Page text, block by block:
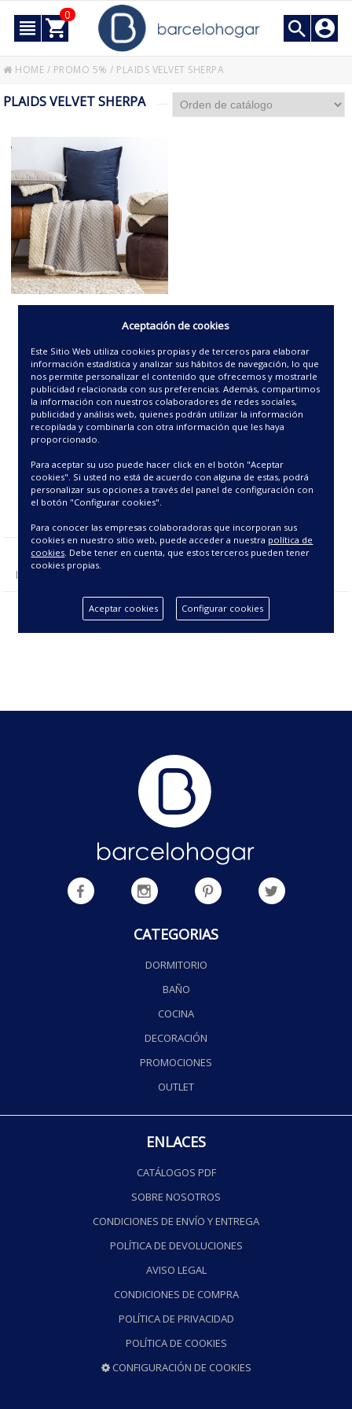
0
HOME / PROMO 5% / PLAIDS VELVET SHERPA
PLAIDS VELVET SHERPA
71.25€
Mostrando 1 - 1 de 1 producto(s).
CATEGORIAS
DORMITORIO
BAÑO
COCINA
DECORACIÓN
PROMOCIONES
OUTLET
ENLACES
CATÁLOGOS PDF
SOBRE NOSOTROS
CONDICIONES DE ENVÍO Y ENTREGA
POLÍTICA DE DEVOLUCIONES
AVISO LEGAL
CONDICIONES DE COMPRA
POLÍTICA DE PRIVACIDAD
POLÍTICA DE COOKIES
CONFIGURACIÓN DE COOKIES
Aceptación de cookies
Este Sitio Web utiliza cookies propias y de terceros para elaborar
información estadística y analizar sus hábitos de navegación, lo que
nos permite personalizar el contenido que ofrecemos y mostrarle
publicidad relacionada con sus preferencias. Además, compartimos
la información con nuestros colaboradores de redes sociales,
publicidad y análisis web, quienes podrán utilizar la información
recopilada y combinarla con otra información que les haya
proporcionado.
Para aceptar su uso puede hacer click en el botón "Aceptar
cookies". Si usted no está de acuerdo con alguna de estas, podrá
personalizar sus opciones a través del panel de configuración con
el botón "Configurar cookies".
Para conocer las empresas colaboradoras que incorporan sus
cookies en nuestro sitio web, puede acceder a nuestra política de
cookies. Debe tener en cuenta, que estos terceros pueden tener
cookies propias.
Aceptar cookies Configurar cookies